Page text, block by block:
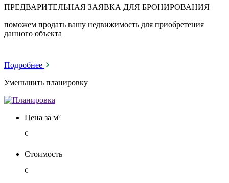
ПРЕДВАРИТЕЛЬНАЯ ЗАЯВКА ДЛЯ БРОНИРОВАНИЯ
поможем продать вашу недвижимость для приобретения
данного объекта
Подробнее
Уменьшить планировку
Цена за м²
€
Стоимость
€